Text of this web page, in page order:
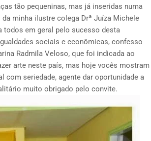
tão pequeninas, mas já inseridas numa
minha ilustre colega Drª Juíza Michele
todos em geral pelo sucesso desta
sociais e econômicas, confesso
Radmila Veloso, que foi indicada ao
arte neste país, mas hoje vocês mostram
com seriedade, agente dar oportunidade a
muito obrigado pelo convite.